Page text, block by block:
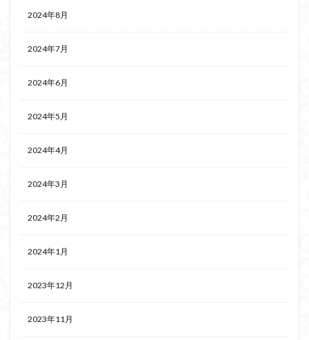
2024年8月
2024年7月
2024年6月
2024年5月
2024年4月
2024年3月
2024年2月
2024年1月
2023年12月
2023年11月